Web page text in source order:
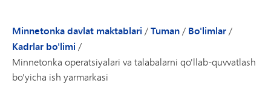
Minnetonka davlat maktablari /Tuman/ Bo'limlar/
Kadrlar bo'limi /
Minnetonka operatsiyalari va talabalarni qo'llab-quvvatlash
bo'yicha ish yarmarkasi